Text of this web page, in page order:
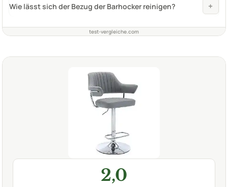
Wie lässt sich der Bezug der Barhocker reinigen? +
test-vergleiche.com
2,0